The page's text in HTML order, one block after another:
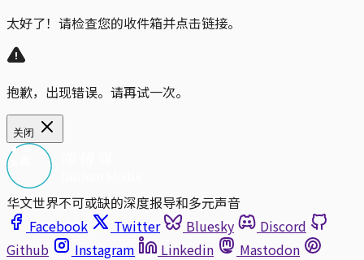
太好了！请检查您的收件箱并点击链接。
抱歉，出现错误。请再试一次。
关闭
华文世界不可或缺的深度报导和多元声音
Facebook
Twitter Bluesky
Discord
Github
Instagram Linkedin
Mastodon